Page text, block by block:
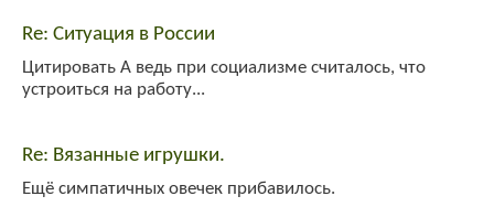
Re: Ситуация в России
Цитировать А ведь при социализме считалось, что
устроиться на работу...
Re: Вязанные игрушки.
Ещё симпатичных овечек прибавилось.